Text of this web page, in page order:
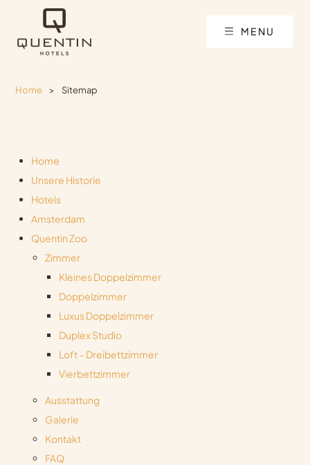
MENU
Home > Sitemap
Home
Unsere Historie
Hotels
Amsterdam
Quentin Zoo
Zimmer
Kleines Doppelzimmer
Doppelzimmer
Luxus Doppelzimmer
Duplex Studio
Loft – Dreibettzimmer
Vierbettzimmer
Ausstattung
Galerie
Kontakt
FAQ